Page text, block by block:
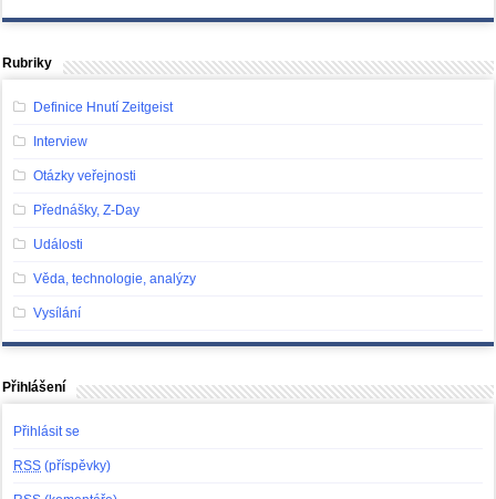
Rubriky
Definice Hnutí Zeitgeist
Interview
Otázky veřejnosti
Přednášky, Z-Day
Události
Věda, technologie, analýzy
Vysílání
Přihlášení
Přihlásit se
RSS (příspěvky)